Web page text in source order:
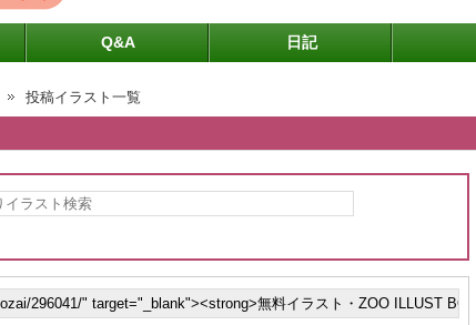
Q&A 日記
投稿イラスト一覧